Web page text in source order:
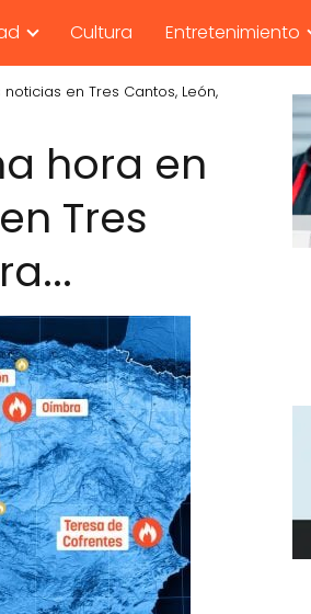
Cultura Entretenimiento
en Tres Cantos, León,
hora en
Tres